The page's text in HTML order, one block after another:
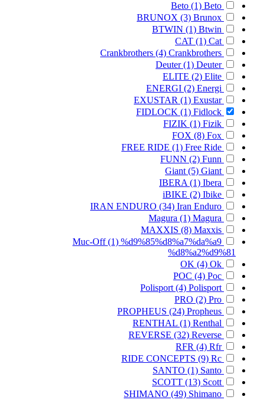
Beto (1) Beto
BRUNOX (3) Brunox
BTWIN (1) Btwin
CAT (1) Cat
Crankbrothers (4) Crankbrothers
Deuter (1) Deuter
ELITE (2) Elite
ENERGI (2) Energi
EXUSTAR (1) Exustar
FIDLOCK (1) Fidlock
FIZIK (1) Fizik
FOX (8) Fox
FREE RIDE (1) Free Ride
FUNN (2) Funn
Giant (5) Giant
IBERA (1) Ibera
iBIKE (2) Ibike
IRAN ENDURO (34) Iran Enduro
Magura (1) Magura
MAXXIS (8) Maxxis
Muc-Off (1) %d9%85%d8%a7%da%a9
%d8%a2%d9%81
OK (4) Ok
POC (4) Poc
Polisport (4) Polisport
PRO (2) Pro
PROPHEUS (24) Propheus
RENTHAL (1) Renthal
REVERSE (32) Reverse
RFR (4) Rfr
RIDE CONCEPTS (9) Rc
SANTO (1) Santo
SCOTT (13) Scott
SHIMANO (49) Shimano